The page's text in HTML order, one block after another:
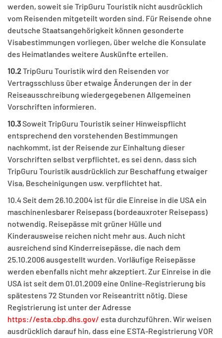
werden, soweit sie TripGuru Touristik nicht ausdrücklich
vom Reisenden mitgeteilt worden sind. Für Reisende ohne
deutsche Staatsangehörigkeit können gesonderte
Visabestimmungen vorliegen, über welche die Konsulate
des Heimatlandes weitere Auskünfte erteilen.
10.2TripGuru Touristik wird den Reisenden vor
Vertragsschluss über etwaige Änderungen der in der
Reiseausschreibung wiedergegebenen Allgemeinen
Vorschriften informieren.
10.3Soweit TripGuru Touristik seiner Hinweispflicht
entsprechend den vorstehenden Bestimmungen
nachkommt, ist der Reisende zur Einhaltung dieser
Vorschriften selbst verpflichtet, es sei denn, dass sich
TripGuru Touristik ausdrücklich zur Beschaffung etwaiger
Visa, Bescheinigungen usw. verpflichtet hat.
10.4 Seit dem 26.10.2004 ist für die Einreise in die USA ein
maschinenlesbarer Reisepass (bordeauxroter Reisepass)
notwendig. Reisepässe mit grüner Hülle und
Kinderausweise reichen nicht mehr aus. Auch nicht
ausreichend sind Kinderreisepässe, die nach dem
25.10.2006 ausgestellt wurden. Vorläufige Reisepässe
werden ebenfalls nicht mehr akzeptiert. Zur Einreise in die
USA ist seit dem 01.01.2009 eine Online-Registrierung bis
spätestens 72 Stunden vor Reiseantritt nötig. Diese
Registrierung ist unter der Adresse
https://esta.cbp.dhs.gov/ esta durchzuführen. Wir weisen
ausdrücklich darauf hin, dass eine ESTA-Registrierung VOR